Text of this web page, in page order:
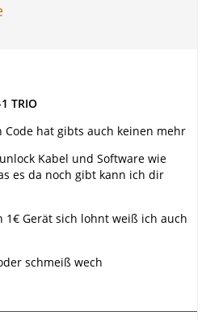
TRIO
hat gibts auch keinen mehr
Kabel und Software wie
es da noch gibt kann ich dir
Gerät sich lohnt weiß ich auch
schmeiß wech